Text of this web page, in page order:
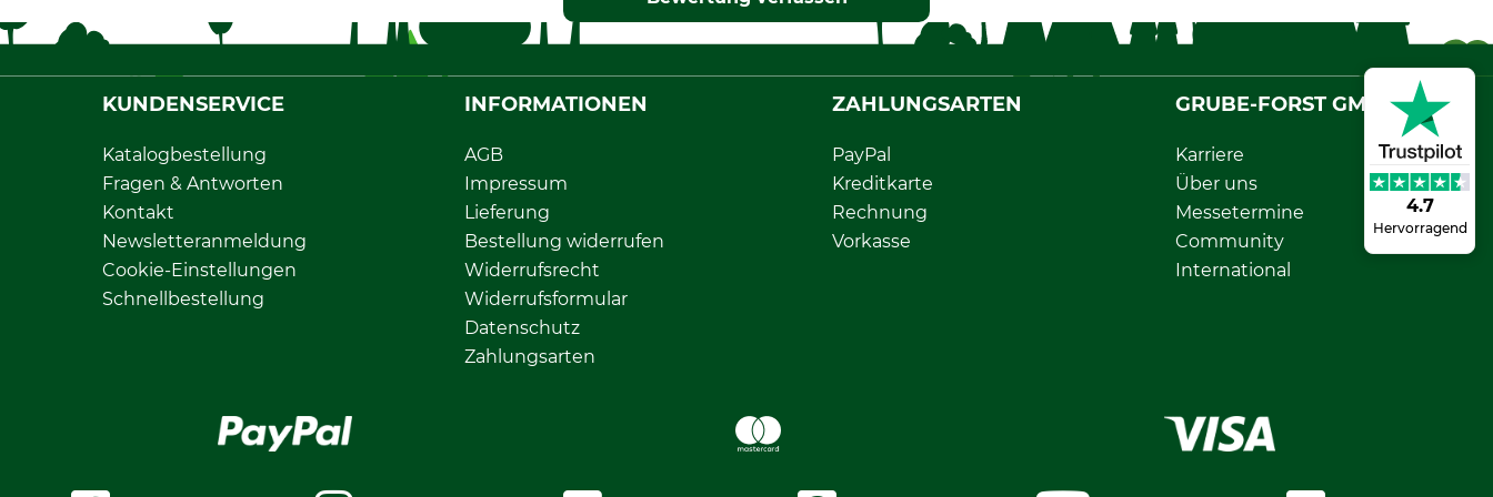
4.7
Hervorragend
KUNDENSERVICE
Katalogbestellung
Fragen & Antworten
Kontakt
Newsletteranmeldung
Cookie-Einstellungen
Schnellbestellung
INFORMATIONEN
AGB
Impressum
Lieferung
Bestellung widerrufen
Widerrufsrecht
Widerrufsformular
Datenschutz
Zahlungsarten
ZAHLUNGSARTEN
PayPal
Kreditkarte
Rechnung
Vorkasse
GRUBE-FORST GMBH
Karriere
Über uns
Messetermine
Community
International